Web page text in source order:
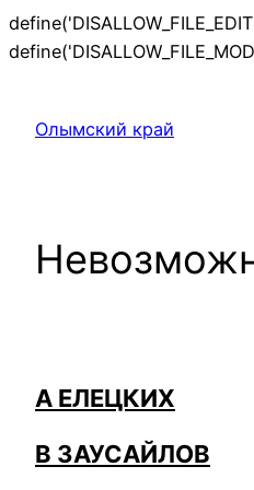
Олымский край
А ЕЛЕЦКИХ
В ЗАУСАЙЛОВ